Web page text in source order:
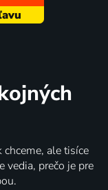
ale tisíce
vedia, prečo je pre